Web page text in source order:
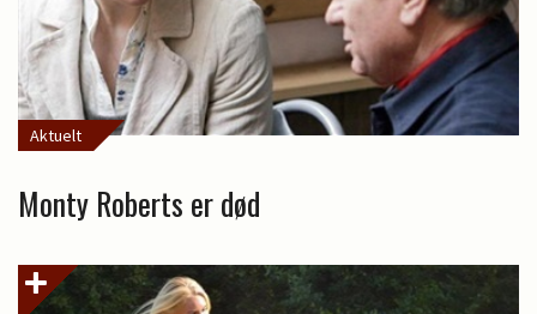
Aktuelt
Monty Roberts er død